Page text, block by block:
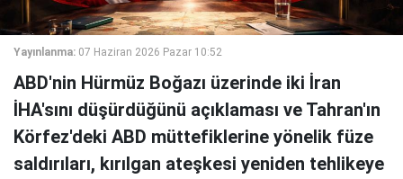
Yayınlanma: 07 Haziran 2026 Pazar 10:52
ABD'nin Hürmüz Boğazı üzerinde iki İran
İHA'sını düşürdüğünü açıklaması ve Tahran'ın
Körfez'deki ABD müttefiklerine yönelik füze
saldırıları, kırılgan ateşkesi yeniden tehlikeye